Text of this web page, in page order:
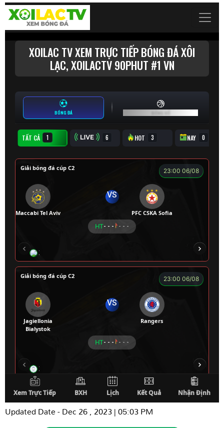
Updated Date - Dec 26 , 2023 | 05:03 PM